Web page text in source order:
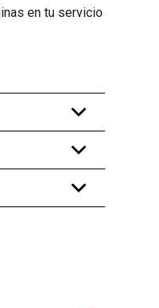
en tu servicio
+
+
+